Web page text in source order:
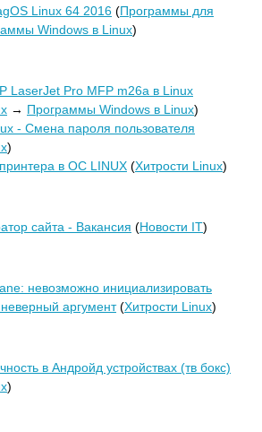
Linux 64 2016 (Программы для
Windows в Linux)
LaserJet Pro MFP m26a в Linux
→ Программы Windows в Linux)
- Смена пароля пользователя
)
в ОС LINUX (Хитрости Linux)
сайта - Вакансия (Новости IT)
невозможно инициализировать
аргумент (Хитрости Linux)
в Андройд устройствах (тв бокс)
)